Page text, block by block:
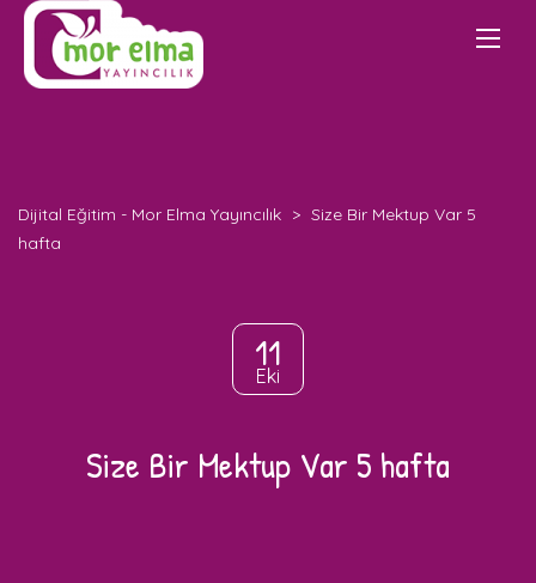
Dijital Eğitim - Mor Elma Yayıncılık > Size Bir Mektup Var 5
hafta
11
Eki
Size Bir Mektup Var 5 hafta